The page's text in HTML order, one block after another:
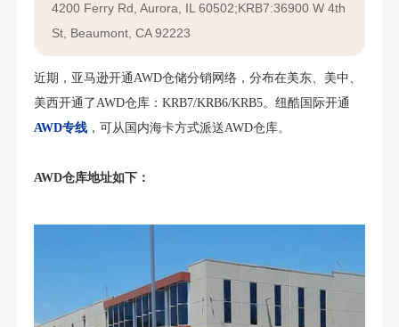
4200 Ferry Rd, Aurora, IL 60502;KRB7:36900 W 4th
St, Beaumont, CA 92223
近期，亚马逊开通AWD仓储分销网络，分布在美东、美中、
美西开通了AWD仓库：KRB7/KRB6/KRB5。纽酷国际开通
AWD专线，可从国内海卡方式派送AWD仓库。
AWD仓库地址如下：